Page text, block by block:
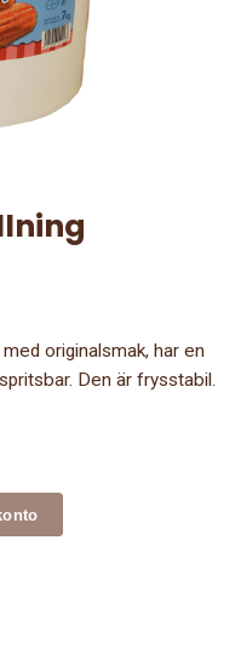
originalsmak, har en
Den är frysstabil.